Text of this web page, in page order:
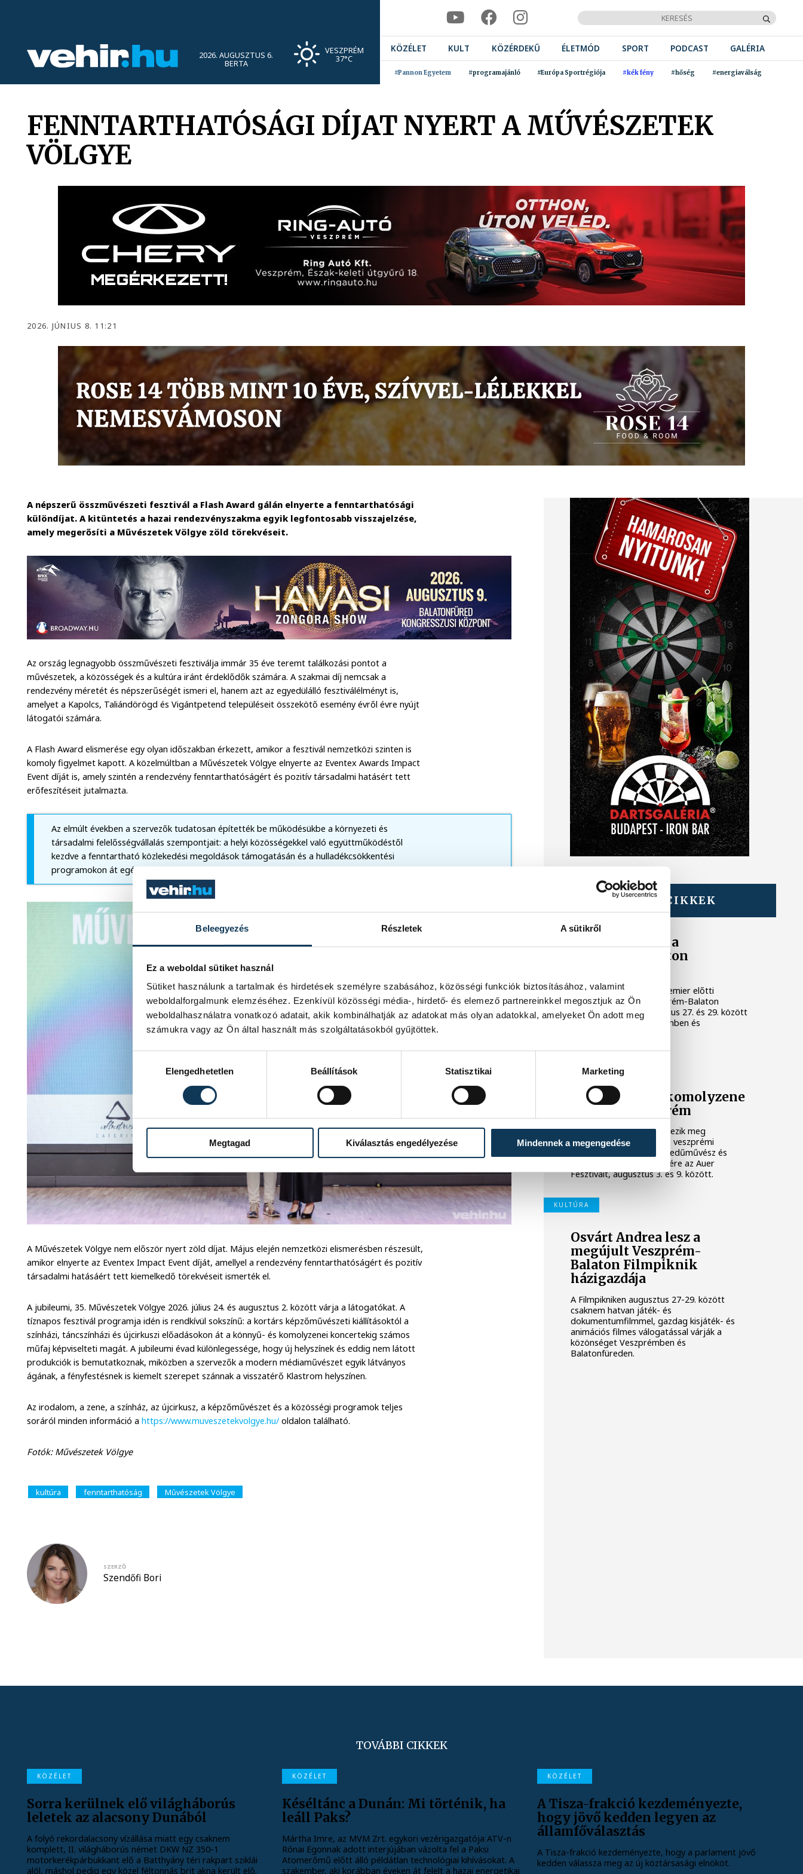
Beleegyezés Részletek A sütikről
Ez a weboldal sütiket használ
Sütiket használunk a tartalmak és hirdetések személyre szabásához, közösségi funkciók biztosításához, valamint
weboldalforgalmunk elemzéséhez. Ezenkívül közösségi média-, hirdető- és elemező partnereinkkel megosztjuk az Ön
weboldalhasználatra vonatkozó adatait, akik kombinálhatják az adatokat más olyan adatokkal, amelyeket Ön adott meg
számukra vagy az Ön által használt más szolgáltatásokból gyűjtöttek.
Elengedhetetlen
Beállítások Statisztikai Marketing
Megtagad Kiválasztás engedélyezése Mindennek a megengedése
2026. AUGUSZTUS 6.
BERTA
VESZPRÉM
37°C
KÖZÉLET KULT KÖZÉRDEKŰ ÉLETMÓD SPORT PODCAST GALÉRIA
#Pannon Egyetem #programajánló #Európa Sportrégiója #kék fény #hőség #energiaválság
FENNTARTHATÓSÁGI DÍJAT NYERT A MŰVÉSZETEK
VÖLGYE
2026. JÚNIUS 8. 11:21
A népszerű összművészeti fesztivál a Flash Award gálán elnyerte a fenntarthatósági
különdíjat. A kitüntetés a hazai rendezvényszakma egyik legfontosabb visszajelzése,
amely megerősíti a Művészetek Völgye zöld törekvéseit.
Az ország legnagyobb összművészeti fesztiválja immár 35 éve teremt találkozási pontot a
művészetek, a közösségek és a kultúra iránt érdeklődők számára. A szakmai díj nemcsak a
rendezvény méretét és népszerűségét ismeri el, hanem azt az egyedülálló fesztiválélményt is,
amelyet a Kapolcs, Taliándörögd és Vigántpetend településeit összekötő esemény évről évre nyújt
látogatói számára.
A Flash Award elismerése egy olyan időszakban érkezett, amikor a fesztivál nemzetközi szinten is
komoly figyelmet kapott. A közelmúltban a Művészetek Völgye elnyerte az Eventex Awards Impact
Event díját is, amely szintén a rendezvény fenntarthatóságért és pozitív társadalmi hatásért tett
erőfeszítéseit jutalmazta.
Az elmúlt években a szervezők tudatosan építették be működésükbe a környezeti és
társadalmi felelősségvállalás szempontjait: a helyi közösségekkel való együttműködéstől
kezdve a fenntartható közlekedési megoldások támogatásán és a hulladékcsökkentési
programokon át egészen a szemléletformáló kezdeményezésekig.
A Művészetek Völgye nem először nyert zöld díjat. Május elején nemzetközi elismerésben részesült,
amikor elnyerte az Eventex Impact Event díját, amellyel a rendezvény fenntarthatóságért és pozitív
társadalmi hatásáért tett kiemelkedő törekvéseit ismerték el.
A jubileumi, 35. Művészetek Völgye 2026. július 24. és augusztus 2. között várja a látogatókat. A
tíznapos fesztivál programja idén is rendkívül sokszínű: a kortárs képzőművészeti kiállításoktól a
színházi, táncszínházi és újcirkuszi előadásokon át a könnyű- és komolyzenei koncertekig számos
műfaj képviselteti magát. A jubileumi évad különlegessége, hogy új helyszínek és eddig nem látott
produkciók is bemutatkoznak, miközben a szervezők a modern médiaművészet egyik látványos
ágának, a fényfestésnek is kiemelt szerepet szánnak a visszatérő Klastrom helyszínen.
Az irodalom, a zene, a színház, az újcirkusz, a képzőművészet és a közösségi programok teljes
soráról minden információ ahttps://www.muveszetekvolgye.hu/ oldalon található.
Fotók: Művészetek Völgye
kultúra fenntarthatóság Művészetek Völgye
SZERZŐ
Szendőfi Bori
TOVÁBBI CIKKEK
Filmpremierek a
Veszprém-Balaton
Két premierrel és egy premier előtti
vetítéssel készül a Veszprém-Balaton
Filmpiknik, amely augusztus 27. és 29. között
várja a nézőket Veszprémben és
Ezen a héten a komolyzene
fővárosa Veszprém
Idén 12. alkalommal rendezik meg
Veszprémben a világhírű, veszprémi
születésű Auer Lipót hegedűművész és
zenepedagógus tiszteletére az Auer
Fesztivált, augusztus 3. és 9. között.
KULTÚRA
Osvárt Andrea lesz a
megújult Veszprém-
Balaton Filmpiknik
házigazdája
A Filmpikniken augusztus 27-29. között
csaknem hatvan játék- és
dokumentumfilmmel, gazdag kisjáték- és
animációs filmes válogatással várják a
közönséget Veszprémben és
Balatonfüreden.
TOVÁBBI CIKKEK
KÖZÉLET
Sorra kerülnek elő világháborús
leletek az alacsony Dunából
A folyó rekordalacsony vízállása miatt egy csaknem
komplett, II. világháborús német DKW NZ 350-1
motorkerékpárbukkant elő a Batthyány téri rakpart sziklái
alól, máshol pedig egy közel féltonnás brit akna került elő.
KÖZÉLET
Késéltánc a Dunán: Mi történik, ha
leáll Paks?
Mártha Imre, az MVM Zrt. egykori vezérigazgatója ATV-n
Rónai Egonnak adott interjújában vázolta fel a Paksi
Atomerőmű előtt álló példátlan technológiai kihívásokat. A
szakember, aki korábban éveken át felelt a hazai energetikai
KÖZÉLET
A Tisza-frakció kezdeményezte,
hogy jövő kedden legyen az
államfőválasztás
A Tisza-frakció kezdeményezte, hogy a parlament jövő
kedden válassza meg az új köztársasági elnököt.